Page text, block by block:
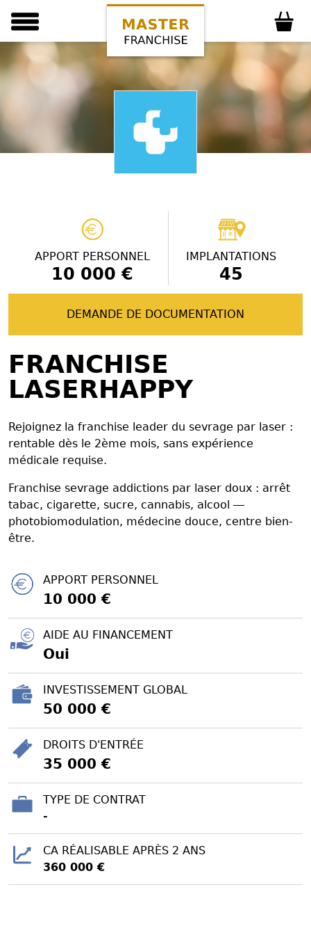
APPORT PERSONNEL
10 000 €
IMPLANTATIONS
45
DEMANDE DE DOCUMENTATION
FRANCHISE
LASERHAPPY
Rejoignez la franchise leader du sevrage par laser :
rentable dès le 2ème mois, sans expérience
médicale requise.
Franchise sevrage addictions par laser doux : arrêt
tabac, cigarette, sucre, cannabis, alcool —
photobiomodulation, médecine douce, centre bien-
être.
APPORT PERSONNEL
10 000 €
AIDE AU FINANCEMENT
Oui
INVESTISSEMENT GLOBAL
50 000 €
DROITS D'ENTRÉE
35 000 €
TYPE DE CONTRAT
-
CA RÉALISABLE APRÈS 2 ANS
360 000 €